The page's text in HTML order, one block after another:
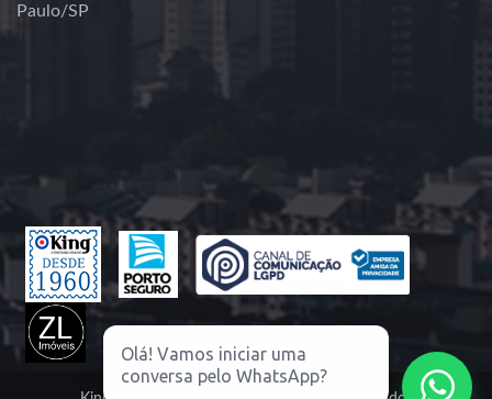
Paulo/SP
Olá! Vamos iniciar uma
conversa pelo WhatsApp?